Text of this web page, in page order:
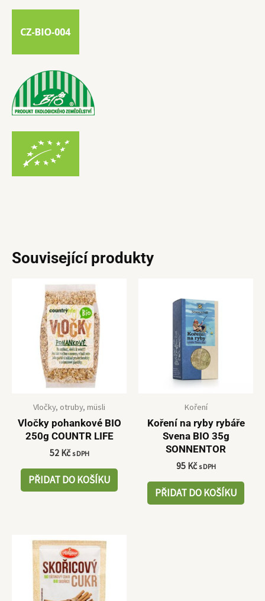
Související produkty
Vločky, otruby, müsli
Vločky pohankové BIO
250g COUNTR LIFE
52 Kč s DPH
PŘIDAT DO KOŠÍKU
Koření
Koření na ryby rybáře
Svena BIO 35g
SONNENTOR
95 Kč s DPH
PŘIDAT DO KOŠÍKU